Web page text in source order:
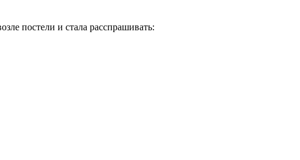
постели и стала расспрашивать: